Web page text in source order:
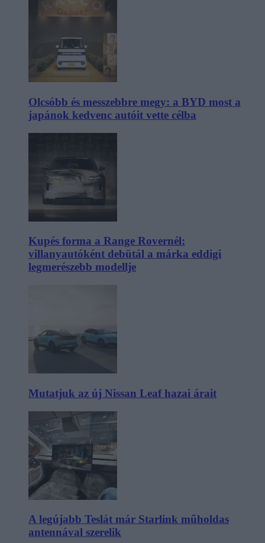
Olcsóbb és messzebbre megy: a BYD most a
japánok kedvenc autóit vette célba
Kupés forma a Range Rovernél:
villanyautóként debütál a márka eddigi
legmerészebb modellje
Mutatjuk az új Nissan Leaf hazai árait
A legújabb Teslát már Starlink műholdas
antennával szerelik